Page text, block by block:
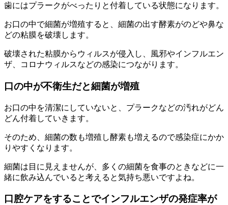
歯にはプラークがべったりと付着している状態になります。
お口の中で細菌が増殖すると、細菌の出す酵素がのどや鼻な
どの粘膜を破壊します。
破壊された粘膜からウィルスが侵入し、風邪やインフルエン
ザ、コロナウィルスなどの感染につながります。
口の中が不衛生だと細菌が増殖
お口の中を清潔にしていないと、プラークなどの汚れがどん
どん付着していきます。
そのため、細菌の数も増殖し酵素も増えるので感染症にかか
りやすくなります。
細菌は目に見えませんが、多くの細菌を食事のときなどに一
緒に飲み込んでいると考えると気持ち悪いですよね。
口腔ケアをすることでインフルエンザの発症率が